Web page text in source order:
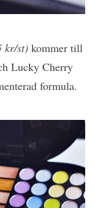
kr/st) kommer till
Lucky Cherry
formula.